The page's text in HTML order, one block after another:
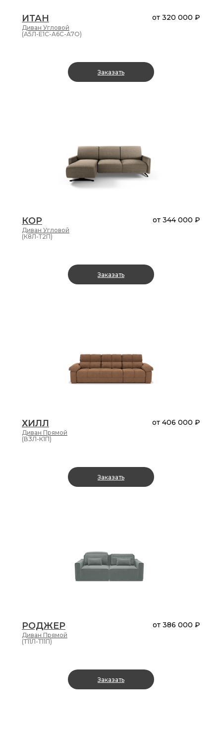
ИТАН
Диван Угловой
от 320 000 ₽
(A5Л-E1C-A6C-A7O)
Заказать
КОР
Диван Угловой
от 344 000 ₽
(К8Л-Т2П)
Заказать
ХИЛЛ
Диван Прямой
от 406 000 ₽
(В3Л-К1П)
Заказать
РОДЖЕР
Диван Прямой
от 386 000 ₽
(Т11Л-Т11П)
Заказать